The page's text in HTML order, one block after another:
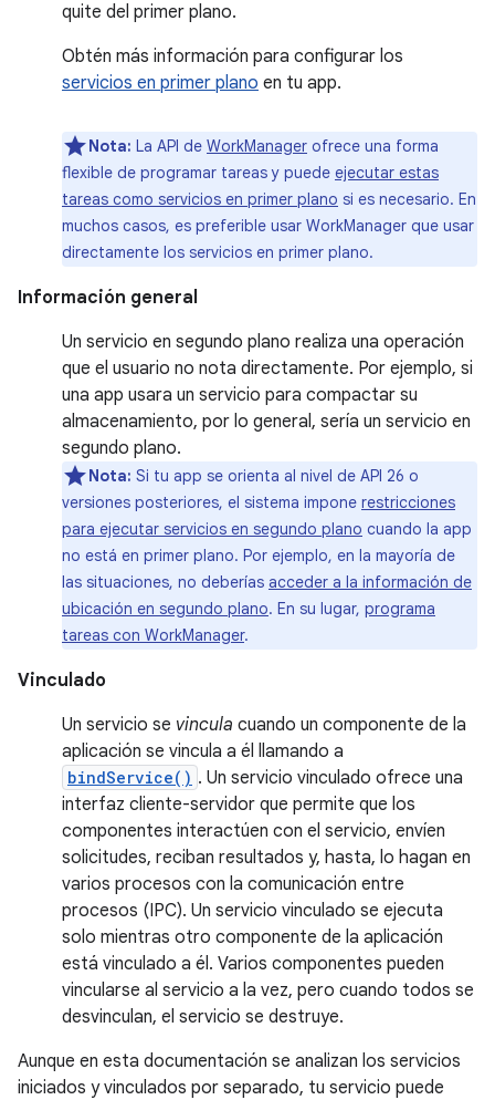
quite del primer plano.
Obtén más información para configurar los
servicios en primer plano en tu app.
Nota: La API de WorkManager ofrece una forma
flexible de programar tareas y puede ejecutar estas
tareas como servicios en primer plano si es necesario. En
muchos casos, es preferible usar WorkManager que usar
directamente los servicios en primer plano.
Información general
Un servicio en segundo plano realiza una operación
que el usuario no nota directamente. Por ejemplo, si
una app usara un servicio para compactar su
almacenamiento, por lo general, sería un servicio en
segundo plano.
Nota: Si tu app se orienta al nivel de API 26 o
versiones posteriores, el sistema impone restricciones
para ejecutar servicios en segundo plano cuando la app
no está en primer plano. Por ejemplo, en la mayoría de
las situaciones, no deberías acceder a la información de
ubicación en segundo plano. En su lugar, programa
tareas con WorkManager.
Vinculado
Un servicio se vincula cuando un componente de la
aplicación se vincula a él llamando a
bindService() . Un servicio vinculado ofrece una
interfaz cliente-servidor que permite que los
componentes interactúen con el servicio, envíen
solicitudes, reciban resultados y, hasta, lo hagan en
varios procesos con la comunicación entre
procesos (IPC). Un servicio vinculado se ejecuta
solo mientras otro componente de la aplicación
está vinculado a él. Varios componentes pueden
vincularse al servicio a la vez, pero cuando todos se
desvinculan, el servicio se destruye.
Aunque en esta documentación se analizan los servicios
iniciados y vinculados por separado, tu servicio puede